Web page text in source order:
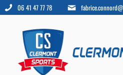
06 41 47 77 78